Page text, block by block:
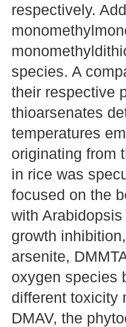
respectively.
species. A
their respective
thioarsenates
temperatures
originating from
in rice was
focused on the
with
growth
arsenite,
oxygen species
different toxicity
DMAV, the